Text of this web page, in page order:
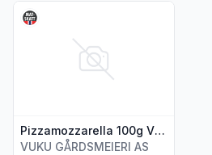
Pizzamozzarella 100g Vuku Gårdsmeieri
VUKU GÅRDSMEIERI AS
Vis flere detaljer for produktet